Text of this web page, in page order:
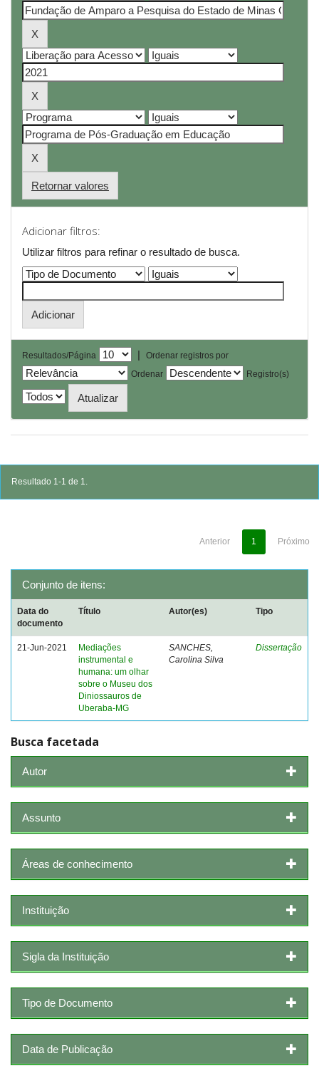
Retornar valores
Adicionar filtros:
Utilizar filtros para refinar o resultado de busca.
Resultados/Página |
Ordenar registros por
Ordenar
Registro(s)
Resultado 1-1 de 1.
Anterior 1 Próximo
Conjunto de itens:
Data do
documento
Título Autor(es) Tipo
21-Jun-2021
Mediações
instrumental e
humana: um olhar
sobre o Museu dos
Diniossauros de
Uberaba-MG
SANCHES,
Carolina Silva
Dissertação
Busca facetada
Autor
Assunto
Áreas de conhecimento
Instituição
Sigla da Instituição
Tipo de Documento
Data de Publicação